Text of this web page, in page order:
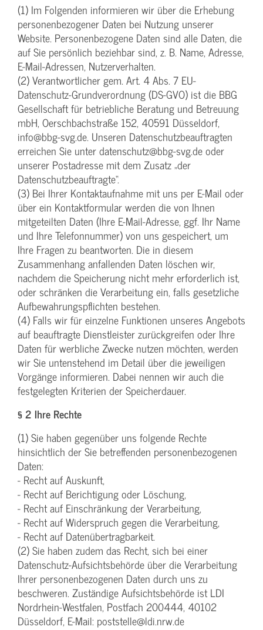
(1) Im Folgenden informieren wir über die Erhebung
personenbezogener Daten bei Nutzung unserer
Website. Personenbezogene Daten sind alle Daten, die
auf Sie persönlich beziehbar sind, z. B. Name, Adresse,
E-Mail-Adressen, Nutzerverhalten.
(2) Verantwortlicher gem. Art. 4 Abs. 7 EU-
Datenschutz-Grundverordnung (DS-GVO) ist die BBG
Gesellschaft für betriebliche Beratung und Betreuung
mbH, Oerschbachstraße 152, 40591 Düsseldorf,
info@bbg-svg.de. Unseren Datenschutzbeauftragten
erreichen Sie unter datenschutz@bbg-svg.de oder
unserer Postadresse mit dem Zusatz „der
Datenschutzbeauftragte“.
(3) Bei Ihrer Kontaktaufnahme mit uns per E-Mail oder
über ein Kontaktformular werden die von Ihnen
mitgeteilten Daten (Ihre E-Mail-Adresse, ggf. Ihr Name
und Ihre Telefonnummer) von uns gespeichert, um
Ihre Fragen zu beantworten. Die in diesem
Zusammenhang anfallenden Daten löschen wir,
nachdem die Speicherung nicht mehr erforderlich ist,
oder schränken die Verarbeitung ein, falls gesetzliche
Aufbewahrungspflichten bestehen.
(4) Falls wir für einzelne Funktionen unseres Angebots
auf beauftragte Dienstleister zurückgreifen oder Ihre
Daten für werbliche Zwecke nutzen möchten, werden
wir Sie untenstehend im Detail über die jeweiligen
Vorgänge informieren. Dabei nennen wir auch die
festgelegten Kriterien der Speicherdauer.
§ 2 Ihre Rechte
(1) Sie haben gegenüber uns folgende Rechte
hinsichtlich der Sie betreffenden personenbezogenen
Daten:
- Recht auf Auskunft,
- Recht auf Berichtigung oder Löschung,
- Recht auf Einschränkung der Verarbeitung,
- Recht auf Widerspruch gegen die Verarbeitung,
- Recht auf Datenübertragbarkeit.
(2) Sie haben zudem das Recht, sich bei einer
Datenschutz-Aufsichtsbehörde über die Verarbeitung
Ihrer personenbezogenen Daten durch uns zu
beschweren. Zuständige Aufsichtsbehörde ist LDI
Nordrhein-Westfalen, Postfach 200444, 40102
Düsseldorf, E-Mail: poststelle@ldi.nrw.de